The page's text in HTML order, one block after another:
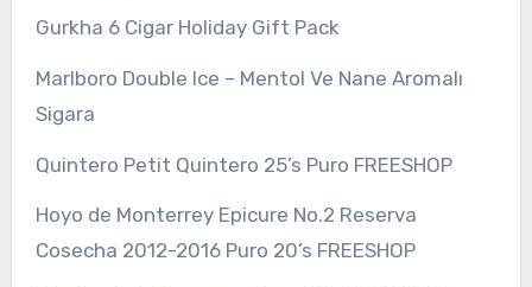
Gurkha 6 Cigar Holiday Gift Pack
Marlboro Double Ice – Mentol Ve Nane Aromalı
Sigara
Quintero Petit Quintero 25’s Puro FREESHOP
Hoyo de Monterrey Epicure No.2 Reserva
Cosecha 2012-2016 Puro 20’s FREESHOP